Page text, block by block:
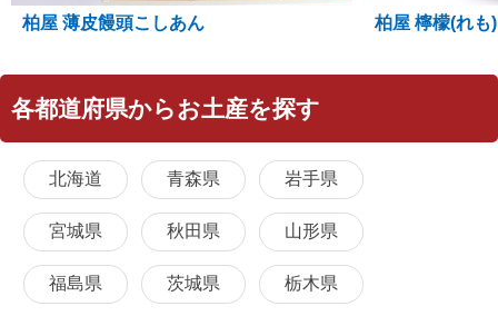
柏屋 薄皮饅頭こしあん 柏屋 檸檬(れも)
各都道府県からお土産を探す
北海道 青森県 岩手県
宮城県 秋田県 山形県
福島県 茨城県 栃木県